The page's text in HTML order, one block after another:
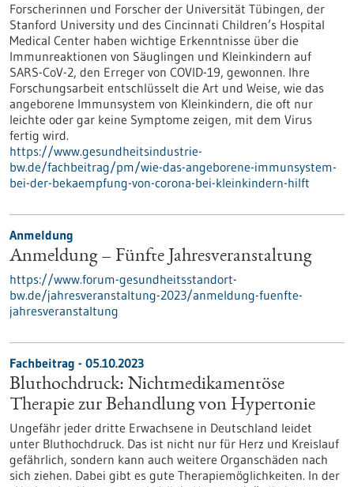
Forscherinnen und Forscher der Universität Tübingen, der
Stanford University und des Cincinnati Children’s Hospital
Medical Center haben wichtige Erkenntnisse über die
Immunreaktionen von Säuglingen und Kleinkindern auf
SARS-CoV-2, den Erreger von COVID-19, gewonnen. Ihre
Forschungsarbeit entschlüsselt die Art und Weise, wie das
angeborene Immunsystem von Kleinkindern, die oft nur
leichte oder gar keine Symptome zeigen, mit dem Virus
fertig wird.
https://www.gesundheitsindustrie-
bw.de/fachbeitrag/pm/wie-das-angeborene-immunsystem-
bei-der-bekaempfung-von-corona-bei-kleinkindern-hilft
Anmeldung
Anmeldung – Fünfte Jahresveranstaltung
https://www.forum-gesundheitsstandort-
bw.de/jahresveranstaltung-2023/anmeldung-fuenfte-
jahresveranstaltung
Fachbeitrag - 05.10.2023
Bluthochdruck: Nichtmedikamentöse
Therapie zur Behandlung von Hypertonie
Ungefähr jeder dritte Erwachsene in Deutschland leidet
unter Bluthochdruck. Das ist nicht nur für Herz und Kreislauf
gefährlich, sondern kann auch weitere Organschäden nach
sich ziehen. Dabei gibt es gute Therapiemöglichkeiten. In der